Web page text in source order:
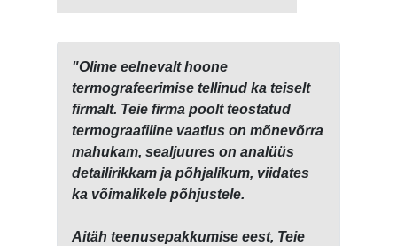
"Olime eelnevalt hoone
termografeerimise tellinud ka teiselt
firmalt. Teie firma poolt teostatud
termograafiline vaatlus on mõnevõrra
mahukam, sealjuures on analüüs
detailirikkam ja põhjalikum, viidates
ka võimalikele põhjustele.
Aitäh teenusepakkumise eest, Teie